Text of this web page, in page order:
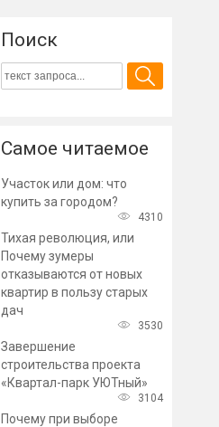
Поиск
Самое читаемое
Участок или дом: что
купить за городом?
4310
Тихая революция, или
Почему зумеры
отказываются от новых
квартир в пользу старых
дач
3530
Завершение
строительства проекта
«Квартал-парк УЮТный»
3104
Почему при выборе